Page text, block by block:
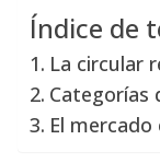
Índice de
La circular
Categorías
El